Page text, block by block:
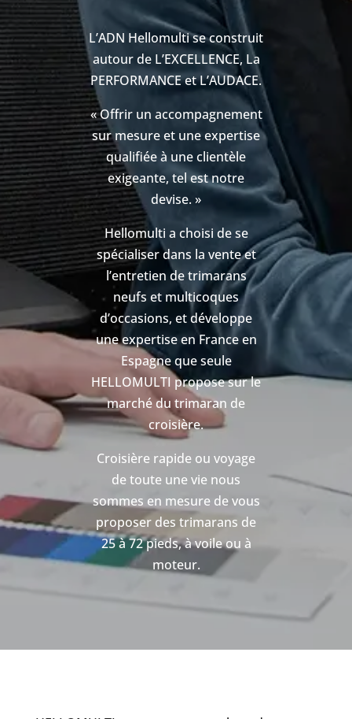
L’ADN Hellomulti se construit
autour de L’EXCELLENCE, La
PERFORMANCE et L’AUDACE.
« Offrir un accompagnement
sur mesure et une expertise
qualifiée à une clientèle
exigeante, tel est notre
devise. »
Hellomulti a choisi de se
spécialiser dans la vente et
l’entretien de trimarans
neufs et multicoques
d’occasions, et développe
une expertise en France en
Espagne que seule
HELLOMULTI propose sur le
marché du trimaran de
croisière.
Croisière rapide ou voyage
de toute une vie nous
sommes en mesure de vous
proposer des trimarans de
25 à 72 pieds, à voile ou à
moteur.